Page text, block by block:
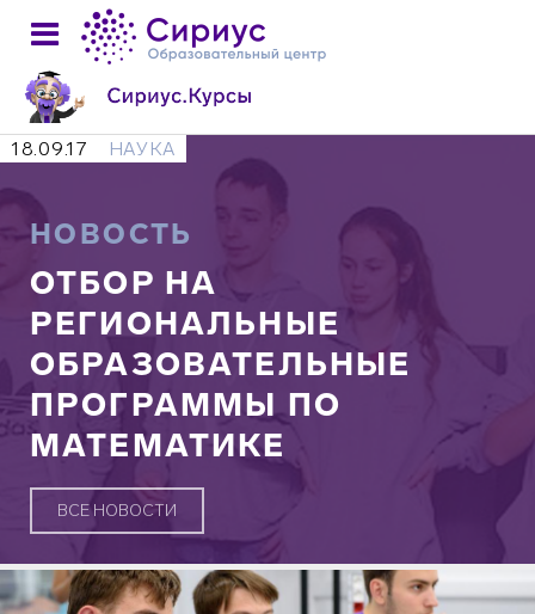
18.09.17 НАУКА
НОВОСТЬ
ОТБОР НА
РЕГИОНАЛЬНЫЕ
ОБРАЗОВАТЕЛЬНЫЕ
ПРОГРАММЫ ПО
МАТЕМАТИКЕ
ВСЕ НОВОСТИ